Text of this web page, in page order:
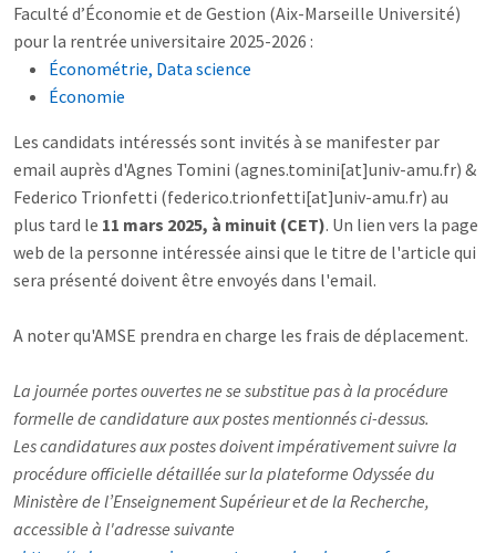
Faculté d’Économie et de Gestion (Aix-Marseille Université)
pour la rentrée universitaire 2025-2026 :
Économétrie, Data science
Économie
Les candidats intéressés sont invités à se manifester par
email auprès d'Agnes Tomini (agnes.tomini[at]univ-amu.fr) &
Federico Trionfetti (federico.trionfetti[at]univ-amu.fr) au
plus tard le 11 mars 2025, à minuit (CET). Un lien vers la page
web de la personne intéressée ainsi que le titre de l'article qui
sera présenté doivent être envoyés dans l'email.
A noter qu'AMSE prendra en charge les frais de déplacement.
La journée portes ouvertes ne se substitue pas à la procédure
formelle de candidature aux postes mentionnés ci-dessus.
Les candidatures aux postes doivent impérativement suivre la
procédure officielle détaillée sur la plateforme Odyssée du
Ministère de l’Enseignement Supérieur et de la Recherche,
accessible à l'adresse suivante